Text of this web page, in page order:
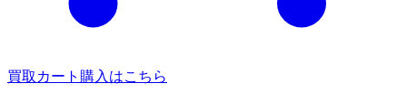
買取カート 購入はこちら